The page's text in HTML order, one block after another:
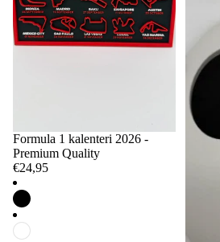
Formula 1 kalenteri 2026 -
Premium Quality
€24,95